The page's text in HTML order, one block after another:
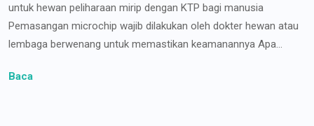
untuk hewan peliharaan mirip dengan KTP bagi manusia
Pemasangan microchip wajib dilakukan oleh dokter hewan atau
lembaga berwenang untuk memastikan keamanannya Apa...
Baca